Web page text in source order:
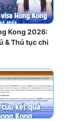
Kong 2026:
& Thủ tục chi